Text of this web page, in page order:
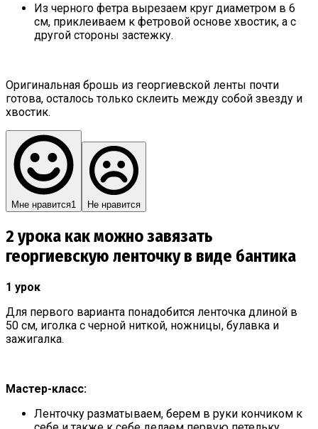
Из черного фетра вырезаем круг диаметром в 6
см, приклеиваем к фетровой основе хвостик, а с
другой стороны застежку.
Оригинальная брошь из георгиевской ленты почти
готова, осталось только склеить между собой звезду и
хвостик.
Мне нравится1 Не нравится
2 урока как можно завязать
георгиевскую ленточку в виде бантика
1 урок
Для первого варианта понадобится ленточка длиной в
50 см, иголка с черной ниткой, ножницы, булавка и
зажигалка.
Мастер-класс:
Ленточку разматываем, берем в руки кончиком к